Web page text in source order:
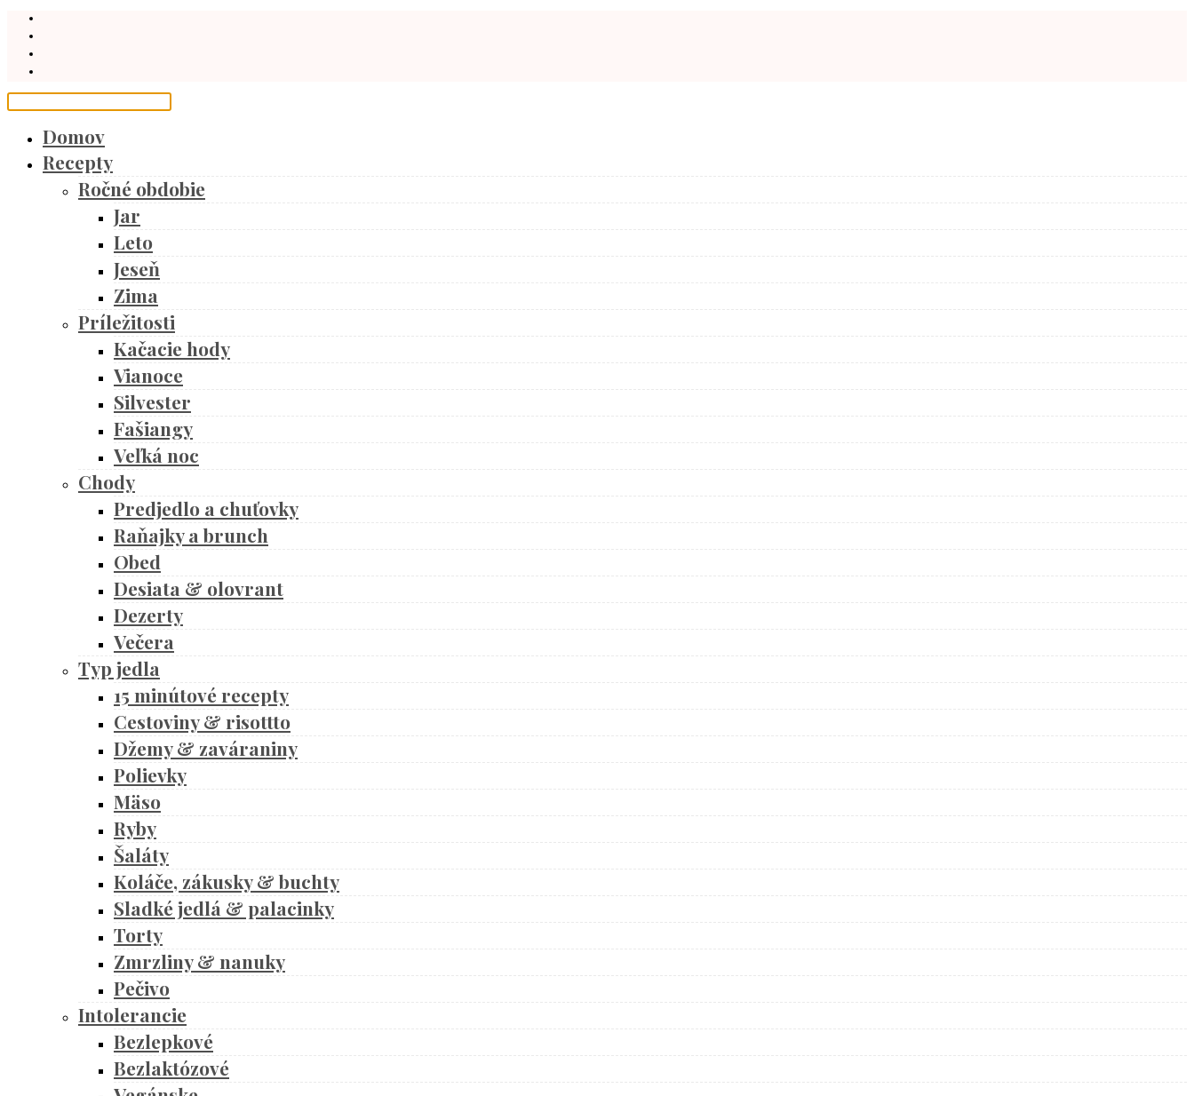
Domov
Recepty
Ročné obdobie
Jar
Leto
Jeseň
Zima
Príležitosti
Kačacie hody
Vianoce
Silvester
Fašiangy
Veľká noc
Chody
Predjedlo a chuťovky
Raňajky a brunch
Obed
Desiata & olovrant
Dezerty
Večera
Typ jedla
15 minútové recepty
Cestoviny & risottto
Džemy & zaváraniny
Polievky
Mäso
Ryby
Šaláty
Koláče, zákusky & buchty
Sladké jedlá & palacinky
Torty
Zmrzliny & nanuky
Pečivo
Intolerancie
Bezlepkové
Bezlaktózové